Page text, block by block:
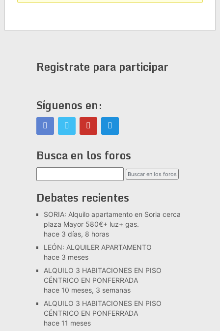
Registrate para participar
Síguenos en:
Busca en los foros
Debates recientes
SORIA: Alquilo apartamento en Soria cerca
plaza Mayor 580€+ luz+ gas.
hace 3 días, 8 horas
LEÓN: ALQUILER APARTAMENTO
hace 3 meses
ALQUILO 3 HABITACIONES EN PISO
CÉNTRICO EN PONFERRADA
hace 10 meses, 3 semanas
ALQUILO 3 HABITACIONES EN PISO
CÉNTRICO EN PONFERRADA
hace 11 meses